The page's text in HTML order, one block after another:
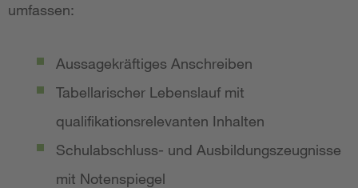
umfassen:
Aussagekräftiges Anschreiben
Tabellarischer Lebenslauf mit
qualifikationsrelevanten Inhalten
Schulabschluss- und Ausbildungszeugnisse
mit Notenspiegel